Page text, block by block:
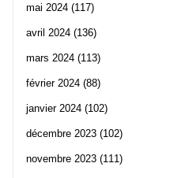
mai 2024 (117)
avril 2024 (136)
mars 2024 (113)
février 2024 (88)
janvier 2024 (102)
décembre 2023 (102)
novembre 2023 (111)